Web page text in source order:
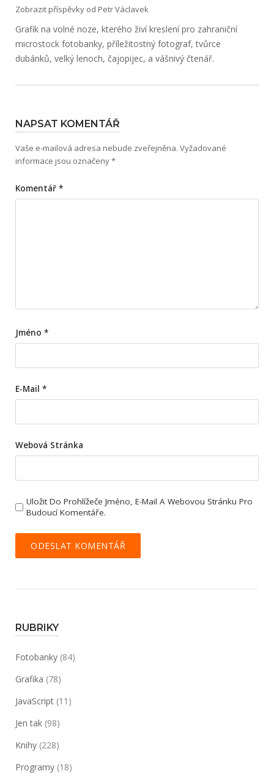
Zobrazit příspěvky od Petr Václavek
Grafik na volné noze, kterého živí kreslení pro zahraniční
microstock fotobanky, příležitostný fotograf, tvůrce
dubánků, velký lenoch, čajopijec, a vášnivý čtenář.
NAPSAT KOMENTÁŘ
Vaše e-mailová adresa nebude zveřejněna. Vyžadované
informace jsou označeny*
Komentář *
Jméno *
E-Mail *
Webová Stránka
Uložit Do Prohlížeče Jméno, E-Mail A Webovou Stránku Pro
Budoucí Komentáře.
RUBRIKY
Fotobanky (84)
Grafika (78)
JavaScript (11)
Jen tak (98)
Knihy (228)
Programy (18)